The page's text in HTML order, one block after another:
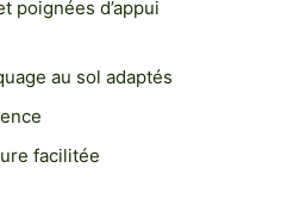
poignées d’appui
au sol adaptés
facilitée